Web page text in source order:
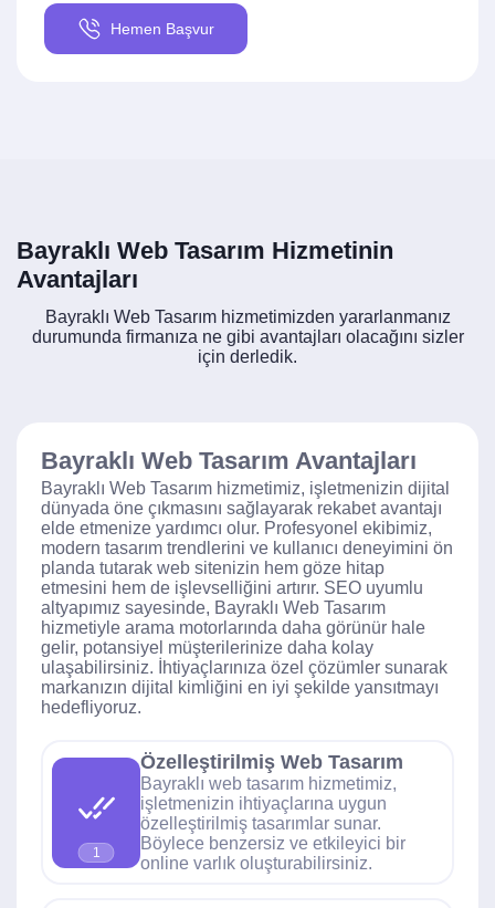
Hemen Başvur
Bayraklı Web Tasarım Hizmetinin
Avantajları
Bayraklı Web Tasarım hizmetimizden yararlanmanız
durumunda firmanıza ne gibi avantajları olacağını sizler
için derledik.
Bayraklı Web Tasarım Avantajları
Bayraklı Web Tasarım hizmetimiz, işletmenizin dijital
dünyada öne çıkmasını sağlayarak rekabet avantajı
elde etmenize yardımcı olur. Profesyonel ekibimiz,
modern tasarım trendlerini ve kullanıcı deneyimini ön
planda tutarak web sitenizin hem göze hitap
etmesini hem de işlevselliğini artırır. SEO uyumlu
altyapımız sayesinde, Bayraklı Web Tasarım
hizmetiyle arama motorlarında daha görünür hale
gelir, potansiyel müşterilerinize daha kolay
ulaşabilirsiniz. İhtiyaçlarınıza özel çözümler sunarak
markanızın dijital kimliğini en iyi şekilde yansıtmayı
hedefliyoruz.
1
Özelleştirilmiş Web Tasarım
Bayraklı web tasarım hizmetimiz,
işletmenizin ihtiyaçlarına uygun
özelleştirilmiş tasarımlar sunar.
Böylece benzersiz ve etkileyici bir
online varlık oluşturabilirsiniz.